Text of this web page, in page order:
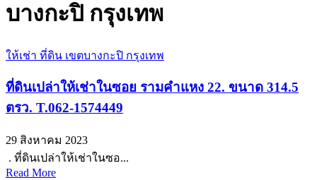
บางกะปิ กรุงเทพ
ให้เช่า ที่ดิน เขตบางกะปิ กรุงเทพ
ที่ดินเปล่าให้เช่าในซอย รามคำแหง 22. ขนาด 314.5
ตรว. T.062-1574449
29 สิงหาคม 2023
. ที่ดินเปล่าให้เช่าในซอ...
Read More